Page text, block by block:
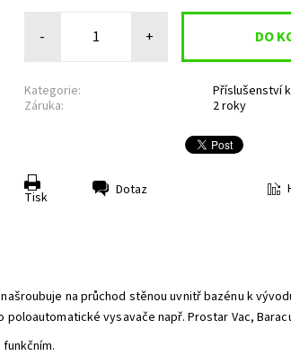
- +
Kategorie:
Příslušenství
Záruka:
2 roky
Tisk Dotaz
na průchod stěnou uvnitř bazénu k
vysavače např. Prostar Vac,